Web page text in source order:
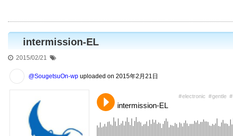
intermission-EL
2015/02/21
@SougetsuOn-wp uploaded on 2015年2月21日
intermission-EL
electronic gentle